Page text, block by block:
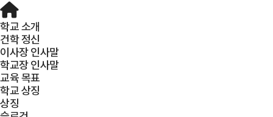
학교 소개
건학 정신
이사장 인사말
학교장 인사말
교육 목표
학교 상징
상징